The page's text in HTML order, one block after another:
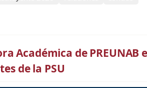
Académica de
de la PSU